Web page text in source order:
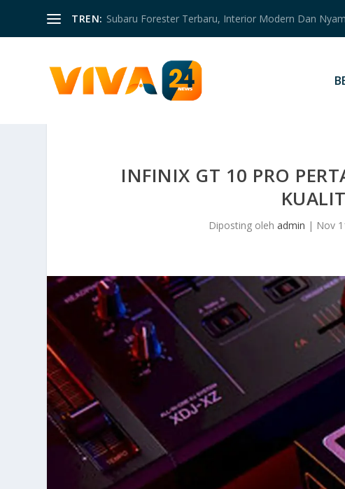
TREN: Subaru Forester Terbaru, Interior Modern Dan
INFINIX GT 10 PRO
Diposting oleh admin | Nov